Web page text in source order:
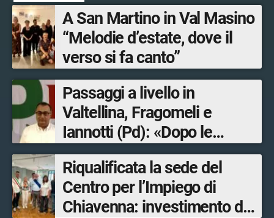
A San Martino in Val Masino
“Melodie d’estate, dove il
verso si fa canto”
Passaggi a livello in
Valtellina, Fragomeli e
Iannotti (Pd): «Dopo le
Olimpiadi solo un terzo delle
opere sostitutive sarà
ultimato entro il 2026»
Riqualificata la sede del
Centro per l’Impiego di
Chiavenna: investimento da